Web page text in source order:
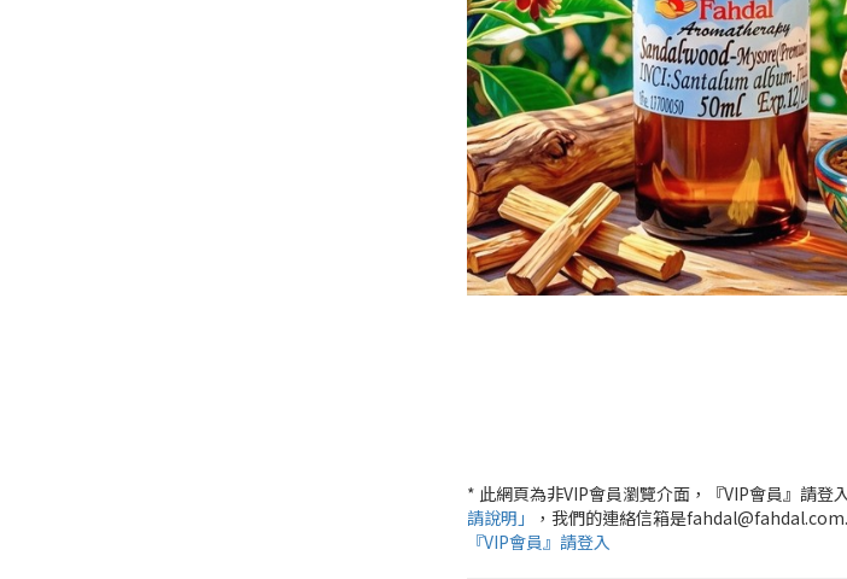
* 此網頁為非VIP會員瀏覽介面，『VIP會員』請
請說明」
，我們的連絡信箱是
『VIP會員』請登入